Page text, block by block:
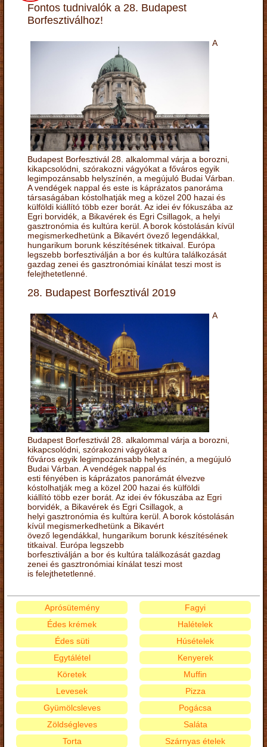
Fontos tudnivalók a 28. Budapest
Borfesztiválhoz!
A
Budapest Borfesztivál 28. alkalommal várja a borozni,
kikapcsolódni, szórakozni vágyókat a főváros egyik
legimpozánsabb helyszínén, a megújuló Budai Várban.
A vendégek nappal és este is káprázatos panoráma
társaságában kóstolhatják meg a közel 200 hazai és
külföldi kiállító több ezer borát. Az idei év fókuszába az
Egri borvidék, a Bikavérek és Egri Csillagok, a helyi
gasztronómia és kultúra kerül. A borok kóstolásán kívül
megismerkedhetünk a Bikavért övező legendákkal,
hungarikum borunk készítésének titkaival. Európa
legszebb borfesztiválján a bor és kultúra találkozását
gazdag zenei és gasztronómiai kínálat teszi most is
felejthetetlenné.
28. Budapest Borfesztivál 2019
A
Budapest Borfesztivál 28. alkalommal várja a borozni,
kikapcsolódni, szórakozni vágyókat a
főváros egyik legimpozánsabb helyszínén, a megújuló
Budai Várban. A vendégek nappal és
esti fényében is káprázatos panorámát élvezve
kóstolhatják meg a közel 200 hazai és külföldi
kiállító több ezer borát. Az idei év fókuszába az Egri
borvidék, a Bikavérek és Egri Csillagok, a
helyi gasztronómia és kultúra kerül. A borok kóstolásán
kívül megismerkedhetünk a Bikavért
övező legendákkal, hungarikum borunk készítésének
titkaival. Európa legszebb
borfesztiválján a bor és kultúra találkozását gazdag
zenei és gasztronómiai kínálat teszi most
is felejthetetlenné.
Aprósütemény
Édes krémek
Édes süti
Egytálétel
Fagyi
Halételek
Húsételek
Kenyerek
Köretek
Levesek
Gyümölcsleves
Zöldségleves
Muffin
Pizza
Pogácsa
Saláta
Torta
Szárnyas ételek